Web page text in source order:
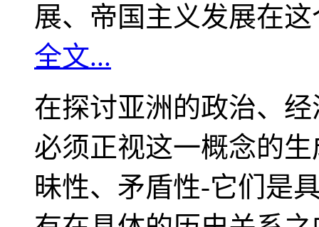
展、帝国主义发展在
全文...
在探讨亚洲的政治、
必须正视这一概念的
昧性、矛盾性-它们是